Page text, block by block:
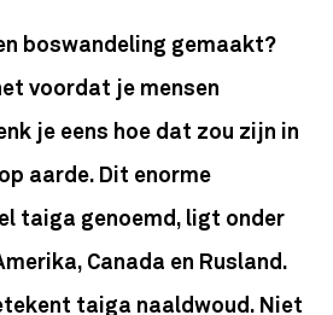
boswandeling gemaakt?
voordat je mensen
je eens hoe dat zou zijn in
aarde. Dit enorme
taiga genoemd, ligt onder
Canada en Rusland.
taiga naaldwoud. Niet